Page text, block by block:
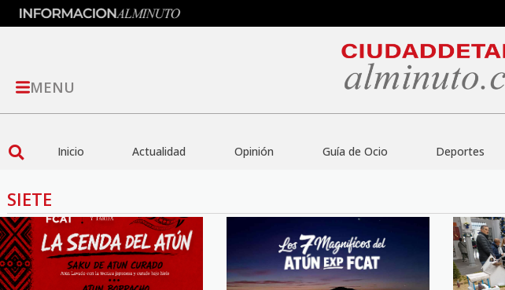
MENU
Inicio Actualidad Opinión Guía de Ocio Deportes
SIETE